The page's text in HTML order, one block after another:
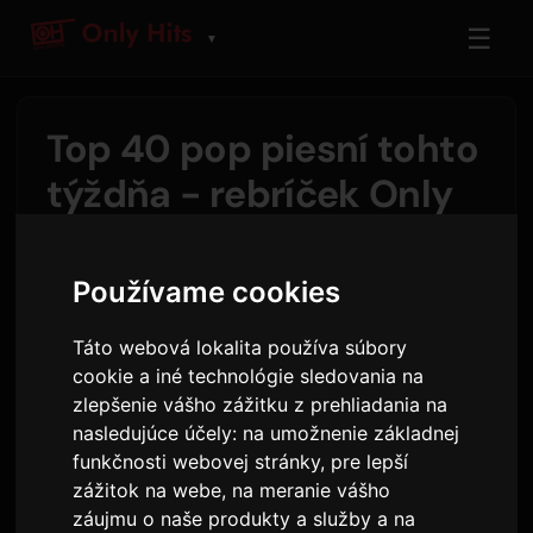
Používame cookies
Táto webová lokalita používa súbory
cookie a iné technológie sledovania na
zlepšenie vášho zážitku z prehliadania na
nasledujúce účely: na umožnenie základnej
funkčnosti webovej stránky, pre lepší
zážitok na webe, na meranie vášho
záujmu o naše produkty a služby a na
▼ ☰
Top 40 pop piesní tohto
týždňa - rebríček Only
Autor:Sam 29 júla 2026 1,668 zobrazení
Ariana Grandesi šiesty týždeň v rade udržiava
prvé miesto s piesňouhate that i made you
love me.Temper City pevne drží druhé miesto
s piesňouSelf Awareštvrtý týždeň.BTS
postúpili o tri priečky na tretie miesto s